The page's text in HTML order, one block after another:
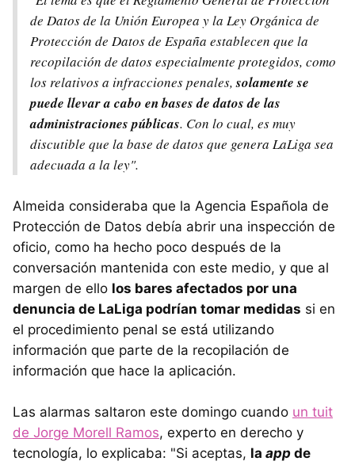
de Datos de la Unión Europea y la Ley Orgánica de
Protección de Datos de España establecen que la
recopilación de datos especialmente protegidos, como
los relativos a infracciones penales,solamente se
puede llevar a cabo en bases de datos de las
administraciones públicas. Con lo cual, es muy
discutible que la base de datos que genera LaLiga sea
adecuada a la ley".
Almeida consideraba que la Agencia Española de
Protección de Datos debía abrir una inspección de
oficio, como ha hecho poco después de la
conversación mantenida con este medio, y que al
margen de ello los bares afectados por una
denuncia de LaLiga podrían tomar medidas si en
el procedimiento penal se está utilizando
información que parte de la recopilación de
información que hace la aplicación.
Las alarmas saltaron este domingo cuando un tuit
de Jorge Morell Ramos, experto en derecho y
tecnología, lo explicaba: "Si aceptas, la app de